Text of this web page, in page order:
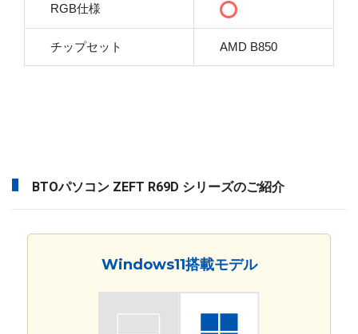
RGB仕様
チップセット AMD B850
BTOパソコン ZEFT R69D シリーズのご紹介
Windows11搭載モデル